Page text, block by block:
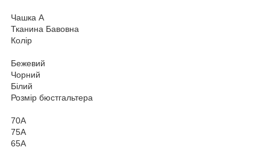
Чашка A
Тканина Бавовна
Колір
Бежевий
Чорний
Білий
Розмір бюстгальтера
70A
75A
65A